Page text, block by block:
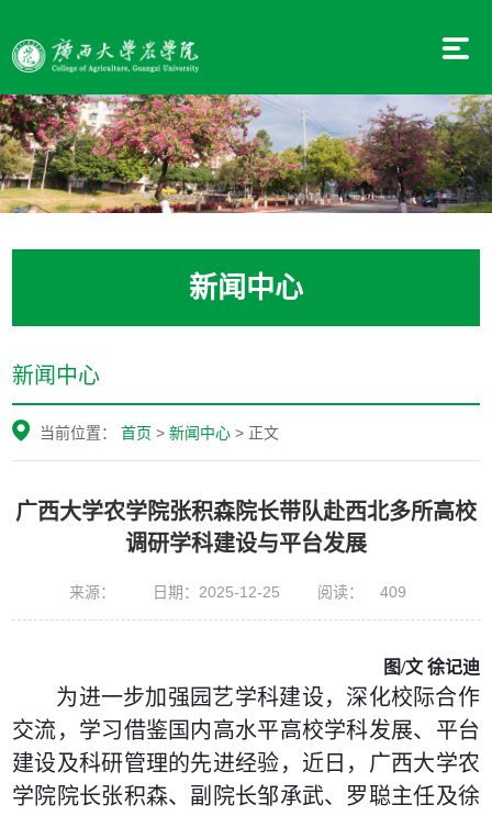
新闻中心
新闻中心
当前位置：首页 >新闻中心 > 正文
广西大学农学院张积森院长带队赴西北多所高校
调研学科建设与平台发展
来源： 日期：2025-12-25 阅读： 409
图/文 徐记迪
为进一步加强园艺学科建设，深化校际合作
交流，学习借鉴国内高水平高校学科发展、平台
建设及科研管理的先进经验，近日，广西大学农
学院院长张积森、副院长邹承武、罗聪主任及徐